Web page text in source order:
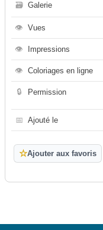
🗃 Galerie
👁 Vues
👁 Impressions
👁 Coloriages en ligne
🔒 Permission
📅 Ajouté le
☆Ajouter aux favoris